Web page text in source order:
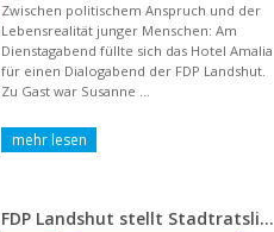
Zwischen politischem Anspruch und der
Lebensrealität junger Menschen: Am
Dienstagabend füllte sich das Hotel Amalia
für einen Dialogabend der FDP Landshut.
Zu Gast war Susanne ...
FDP Landshut stellt Stadtratsliste für 2026 auf – OB-Kandidat Jürgen Wachter betont Gestaltungsanspruch und liberale Zukunftsvision